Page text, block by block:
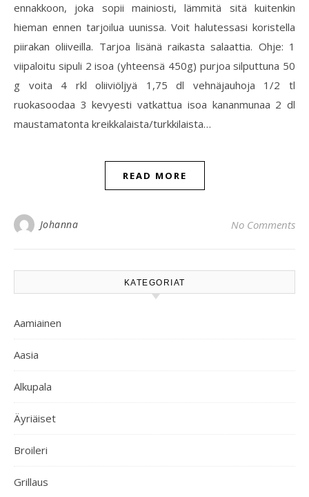
ennakkoon, joka sopii mainiosti, lämmitä sitä kuitenkin
hieman ennen tarjoilua uunissa. Voit halutessasi koristella
piirakan oliiveilla. Tarjoa lisänä raikasta salaattia. Ohje: 1
viipaloitu sipuli 2 isoa (yhteensä 450g) purjoa silputtuna 50
g voita 4 rkl oliiviöljyä 1,75 dl vehnäjauhoja 1/2 tl
ruokasoodaa 3 kevyesti vatkattua isoa kananmunaa 2 dl
maustamatonta kreikkalaista/turkkilaista…
READ MORE
Johanna No Comments
KATEGORIAT
Aamiainen
Aasia
Alkupala
Äyriäiset
Broileri
Grillaus